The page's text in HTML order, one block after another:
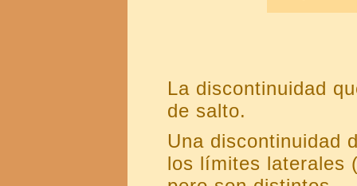
La discontinuidad
de salto.
Una discontinuidad
los límites laterales